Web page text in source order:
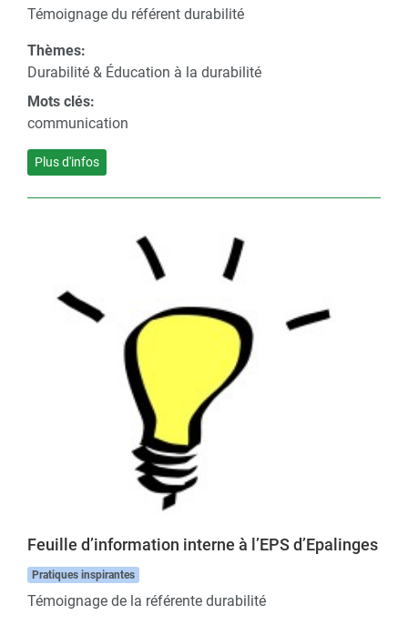
Témoignage du référent durabilité
Thèmes:
Durabilité & Éducation à la durabilité
Mots clés:
communication
Plus d'infos
Feuille d’information interne à l’EPS d’Epalinges
Pratiques inspirantes
Témoignage de la référente durabilité